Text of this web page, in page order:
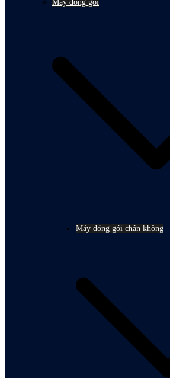
Máy đóng gói
Máy đóng gói chân không